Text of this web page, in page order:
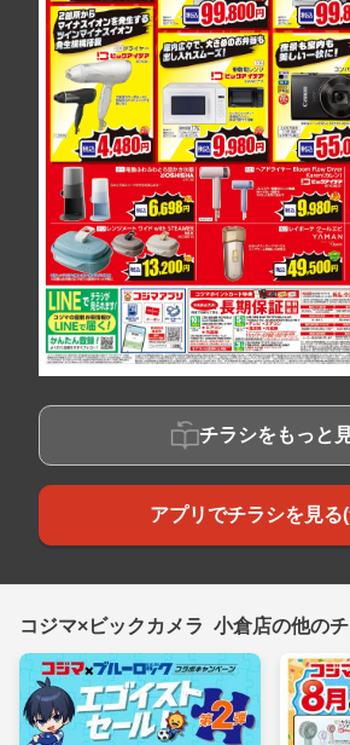
チラシをもっと
アプリでチラシを見る
コジマ×ビックカメラ 小倉店の他の